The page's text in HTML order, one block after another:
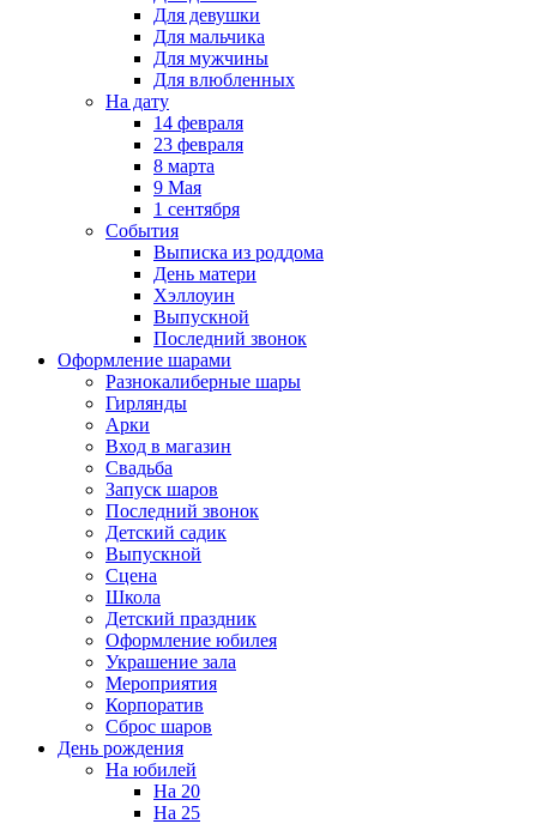
Для девушки
Для мальчика
Для мужчины
Для влюбленных
На дату
14 февраля
23 февраля
8 марта
9 Мая
1 сентября
События
Выписка из роддома
День матери
Хэллоуин
Выпускной
Последний звонок
Оформление шарами
Разнокалиберные шары
Гирлянды
Арки
Вход в магазин
Свадьба
Запуск шаров
Последний звонок
Детский садик
Выпускной
Сцена
Школа
Детский праздник
Оформление юбилея
Украшение зала
Мероприятия
Корпоратив
Сброс шаров
День рождения
На юбилей
На 20
На 25